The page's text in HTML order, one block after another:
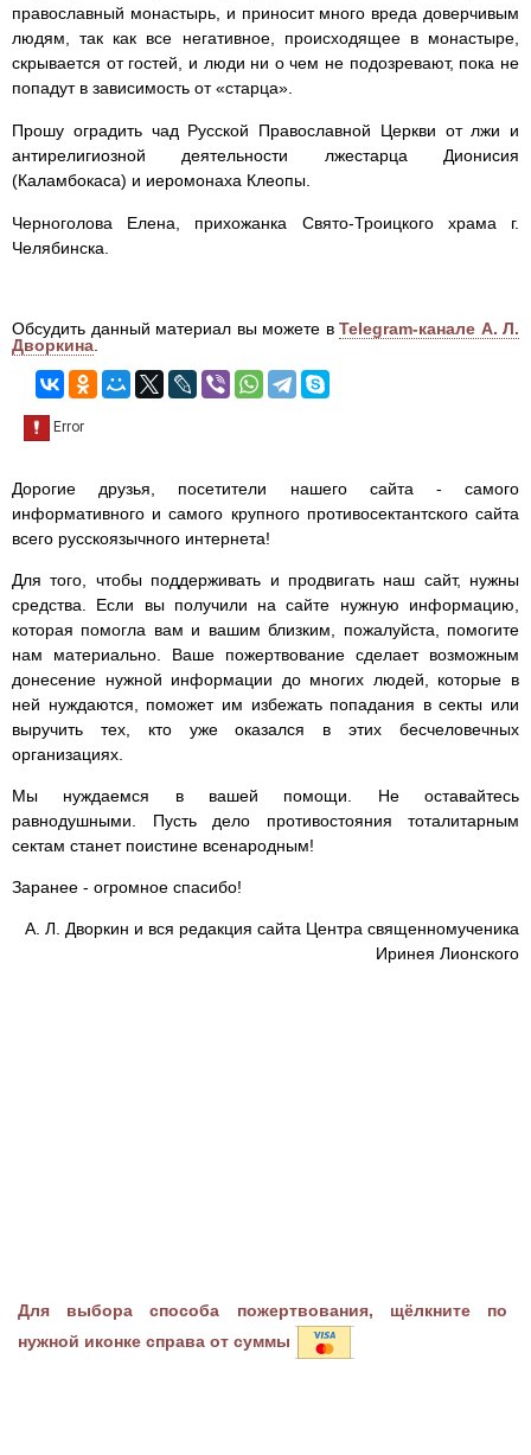
православный монастырь, и приносит много вреда доверчивым
людям, так как все негативное, происходящее в монастыре,
скрывается от гостей, и люди ни о чем не подозревают, пока не
попадут в зависимость от «старца».
Прошу оградить чад Русской Православной Церкви от лжи и
антирелигиозной деятельности лжестарца Дионисия
(Каламбокаса) и иеромонаха Клеопы.
Черноголова Елена, прихожанка Свято-Троицкого храма г.
Челябинска.
Обсудить данный материал вы можете в Telegram-канале А. Л.
Дворкина
Дорогие друзья, посетители нашего сайта - самого
информативного и самого крупного противосектантского сайта
всего русскоязычного интернета!
Для того, чтобы поддерживать и продвигать наш сайт, нужны
средства. Если вы получили на сайте нужную информацию,
которая помогла вам и вашим близким, пожалуйста, помогите
нам материально. Ваше пожертвование сделает возможным
донесение нужной информации до многих людей, которые в
ней нуждаются, поможет им избежать попадания в секты или
выручить тех, кто уже оказался в этих бесчеловечных
организациях.
Мы нуждаемся в вашей помощи. Не оставайтесь
равнодушными. Пусть дело противостояния тоталитарным
сектам станет поистине всенародным!
Заранее - огромное спасибо!
А. Л. Дворкин и вся редакция сайта Центра священномученика
Иринея Лионского
Для выбора способа пожертвования, щёлкните по
нужной иконке справа от суммы